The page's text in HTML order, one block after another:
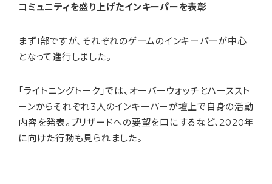
コミュニティを盛り上げたインキーパーを表彰
まず1部ですが、それぞれのゲームのインキーパーが中心
となって進行しました。
「ライトニングトーク」では、オーバーウォッチとハーススト
ーンからそれぞれ3人のインキーパーが壇上で自身の活動
内容を発表。ブリザードへの要望を口にするなど、2020年
に向けた行動も見られました。